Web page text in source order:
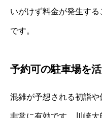
いがけず料金が発生す
です。
予約可の駐車場を
混雑が予想される初詣